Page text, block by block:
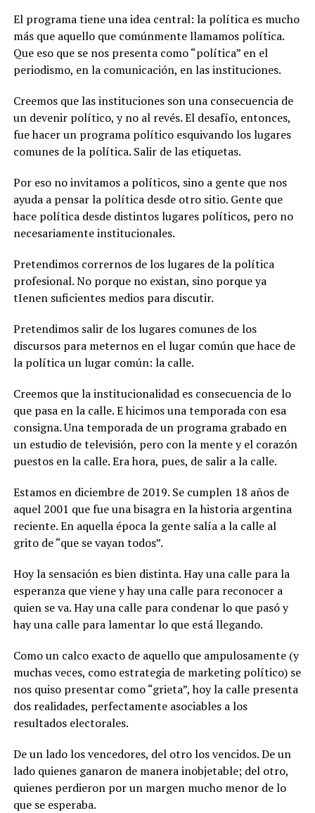
El programa tiene una idea central: la política es mucho
más que aquello que comúnmente llamamos política.
Que eso que se nos presenta como “política” en el
periodismo, en la comunicación, en las instituciones.
Creemos que las instituciones son una consecuencia de
un devenir político, y no al revés. El desafío, entonces,
fue hacer un programa político esquivando los lugares
comunes de la política. Salir de las etiquetas.
Por eso no invitamos a políticos, sino a gente que nos
ayuda a pensar la política desde otro sitio. Gente que
hace política desde distintos lugares políticos, pero no
necesariamente institucionales.
Pretendimos corrernos de los lugares de la política
profesional. No porque no existan, sino porque ya
tIenen suficientes medios para discutir.
Pretendimos salir de los lugares comunes de los
discursos para meternos en el lugar común que hace de
la política un lugar común: la calle.
Creemos que la institucionalidad es consecuencia de lo
que pasa en la calle. E hicimos una temporada con esa
consigna. Una temporada de un programa grabado en
un estudio de televisión, pero con la mente y el corazón
puestos en la calle. Era hora, pues, de salir a la calle.
Estamos en diciembre de 2019. Se cumplen 18 años de
aquel 2001 que fue una bisagra en la historia argentina
reciente. En aquella época la gente salía a la calle al
grito de “que se vayan todos”.
Hoy la sensación es bien distinta. Hay una calle para la
esperanza que viene y hay una calle para reconocer a
quien se va. Hay una calle para condenar lo que pasó y
hay una calle para lamentar lo que está llegando.
Como un calco exacto de aquello que ampulosamente (y
muchas veces, como estrategia de marketing político) se
nos quiso presentar como “grieta”, hoy la calle presenta
dos realidades, perfectamente asociables a los
resultados electorales.
De un lado los vencedores, del otro los vencidos. De un
lado quienes ganaron de manera inobjetable; del otro,
quienes perdieron por un margen mucho menor de lo
que se esperaba.